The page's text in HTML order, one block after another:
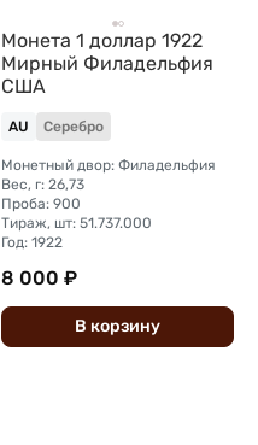
Монета 1 доллар 1922
Мирный Филадельфия
США
AU Серебро
Монетный двор: Филадельфия
Вес, г: 26,73
Проба: 900
Тираж, шт: 51.737.000
Год: 1922
8 000 ₽
В корзину